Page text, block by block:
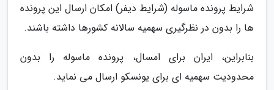
شرایط پرونده ماسوله (شرایط دیفر) امکان ارسال این پرونده
ها را بدون در نظرگیری سهمیه سالانه کشورها داشته باشند.
بنابراین، ایران برای امسال، پرونده ماسوله را بدون
محدودیت سهمیه ای برای یونسکو ارسال می نماید.